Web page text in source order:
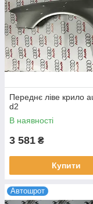
Переднє ліве крило
d2
В наявності
3 581 ₴
Купити
Автошрот